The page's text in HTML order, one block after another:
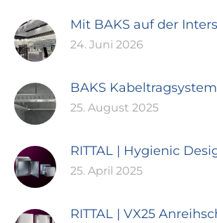
Mit BAKS auf der
24. Juni 2026
BAKS
25. August 2025
RITTAL | Hygienic
25. April 2025
RITTAL | VX25